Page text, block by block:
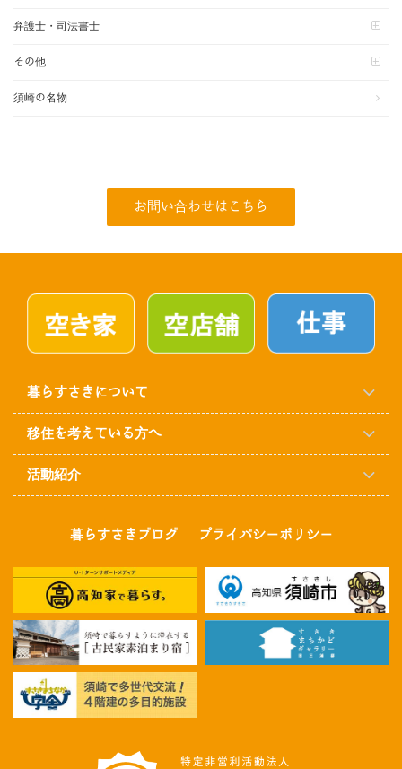
弁護士・司法書士
その他
須崎の名物
お問い合わせはこちら
暮らすさきについて
移住を考えている方へ
活動紹介
暮らすさきブログ プライバシーポリシー